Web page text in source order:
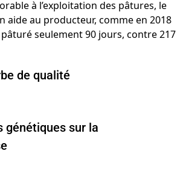
de qualité
génétiques sur la